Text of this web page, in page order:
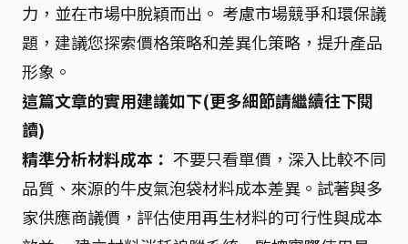
力，並在市場中脫穎而出。 考慮市場競爭和環保議
題，建議您探索價格策略和差異化策略，提升產品
形象。
這篇文章的實用建議如下(更多細節請繼續往下閱
讀)
精準分析材料成本： 不要只看單價，深入比較不同
品質、來源的牛皮氣泡袋材料成本差異。試著與多
家供應商議價，評估使用再生材料的可行性與成本